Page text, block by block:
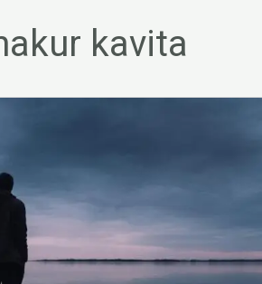
kavita